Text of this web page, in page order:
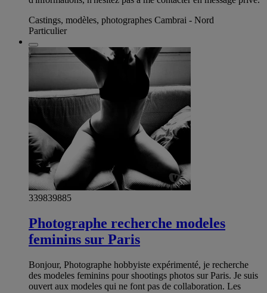
Castings, modèles, photographes Cambrai - Nord
Particulier
339839885
Photographe recherche modeles
feminins sur Paris
Bonjour, Photographe hobbyiste expérimenté, je recherche
des modeles feminins pour shootings photos sur Paris. Je suis
ouvert aux modeles qui ne font pas de collaboration. Les